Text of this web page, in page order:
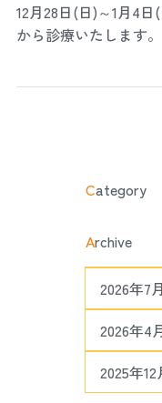
12月28日(日)～1月4
から診療いたします。
Category
Archive
2026年7月
2026年4
2025年12